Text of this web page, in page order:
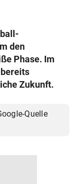
den
Phase. Im
Zukunft.
Quelle